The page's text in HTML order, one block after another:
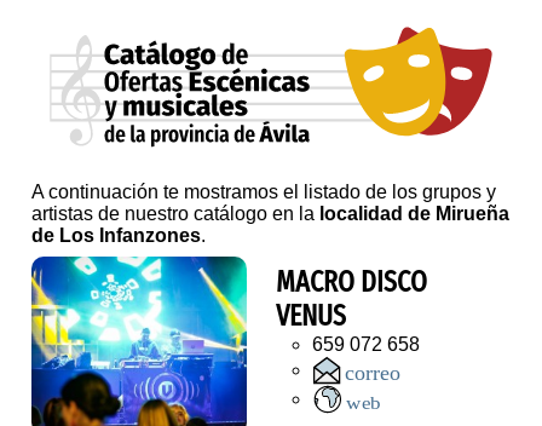
A continuación te mostramos el listado de los grupos y
artistas de nuestro catálogo en la localidad de Mirueña
de Los Infanzones.
MACRO DISCO
VENUS
659 072 658